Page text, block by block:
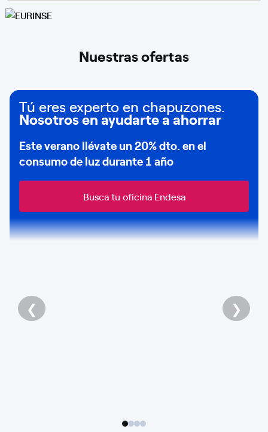
Nuestras ofertas
Tú eres experto en chapuzones.
Nosotros en ayudarte a ahorrar
Este verano llévate un20% dto. en el
consumo deluz durante 1 año
Busca tu oficina Endesa
❮ ❯